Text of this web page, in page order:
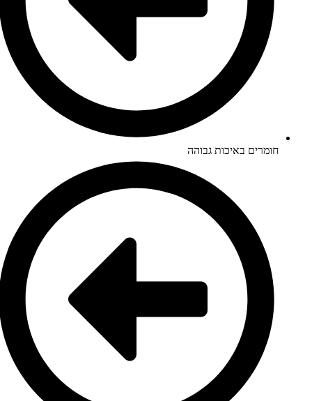
חומרים באיכות גבוהה